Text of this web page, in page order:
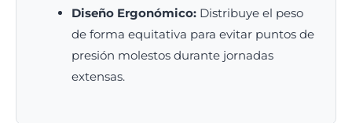
Diseño Ergonómico: Distribuye el peso
de forma equitativa para evitar puntos de
presión molestos durante jornadas
extensas.